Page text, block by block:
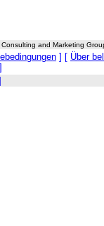
and Marketing
] [ Über
]